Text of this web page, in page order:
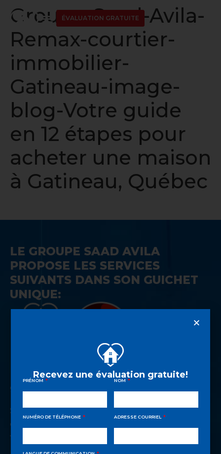
ÉVALUATION GRATUITE
Groupe-Saad-Avila-
Remax-courtier-
immobilier-
Gatineau-image-
blog-Votre guide
en 12 étapes pour
acheter une maison
à Gatineau, Québec
LE GROUPE SAAD AVILA
PROPOSE LES SERVICES
SUIVANTS DANS SON GUICHET
UNIQUE:
Évaluations et consultations d’achat
gratuites
Séances d’informations sur les rudiments
de l’investissement immobilier et du
financement
Recevez une évaluation gratuite!
PRÉNOM NOM
NUMÉRO DE TÉLÉPHONE ADRESSE COURRIEL